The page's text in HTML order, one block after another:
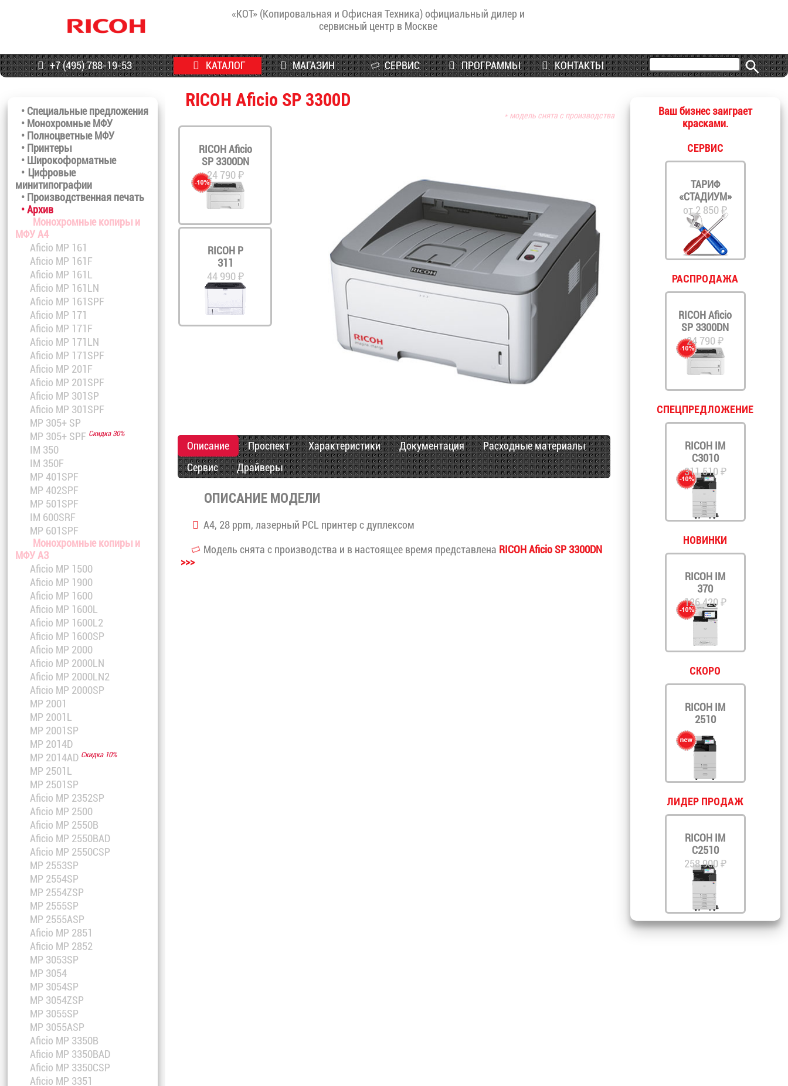
«КОТ» (Копировальная и Офисная Техника) официальный дилер и
сервисный центр в Москве
+7 (495) 788-19-53 КАТАЛОГ МАГАЗИН СЕРВИС ПРОГРАММЫ КОНТАКТЫ
• Специальные предложения
• Монохромные МФУ
• Полноцветные МФУ
• Принтеры
• Широкоформатные
• Цифровые
минитипографии
• Производственная печать
• Архив
Монохромные копиры и
МФУ A4
Aficio MP 161
Aficio MP 161F
Aficio MP 161L
Aficio MP 161LN
Aficio MP 161SPF
Aficio MP 171
Aficio MP 171F
Aficio MP 171LN
Aficio MP 171SPF
Aficio MP 201F
Aficio MP 201SPF
Aficio MP 301SP
Aficio MP 301SPF
MP 305+ SP
MP 305+ SPF Скидка 30%
IM 350
IM 350F
MP 401SPF
MP 402SPF
MP 501SPF
IM 600SRF
MP 601SPF
Монохромные копиры и
МФУ A3
Aficio MP 1500
Aficio MP 1900
Aficio MP 1600
Aficio MP 1600L
Aficio MP 1600L2
Aficio MP 1600SP
Aficio MP 2000
Aficio MP 2000LN
Aficio MP 2000LN2
Aficio MP 2000SP
MP 2001
MP 2001L
MP 2001SP
MP 2014D
MP 2014AD Скидка 10%
MP 2501L
MP 2501SP
Aficio MP 2352SP
Aficio MP 2500
Aficio MP 2550B
Aficio MP 2550BAD
Aficio MP 2550CSP
MP 2553SP
MP 2554SP
MP 2554ZSP
MP 2555SP
MP 2555ASP
Aficio MP 2851
Aficio MP 2852
MP 3053SP
MP 3054
MP 3054SP
MP 3054ZSP
MP 3055SP
MP 3055ASP
Aficio MP 3350B
Aficio MP 3350BAD
Aficio MP 3350CSP
Aficio MP 3351
RICOH Aficio SP 3300D
* модель снята с производства
RICOH Aficio
SP 3300DN
24 790 ₽
RICOH P
311
44 990 ₽
Описание Проспект Характеристики Документация
Расходные материалы
Сервис
Драйверы
ОПИСАНИЕ МОДЕЛИ
A4, 28 ppm, лазерный PCL принтер с дуплексом
Модель снята с производства и в настоящее время представлена RICOH Aficio SP 3300DN
>>>
Ваш бизнес заиграет
красками.
СЕРВИС
ТАРИФ
«СТАДИУМ»
от 2 850 ₽
РАСПРОДАЖА
RICOH Aficio
SP 3300DN
24 790 ₽
СПЕЦПРЕДЛОЖЕНИЕ
RICOH IM
C3010
311 510 ₽
НОВИНКИ
RICOH IM
370
126 420 ₽
СКОРО
RICOH IM
2510
ЛИДЕР ПРОДАЖ
RICOH IM
C2510
258 900 ₽